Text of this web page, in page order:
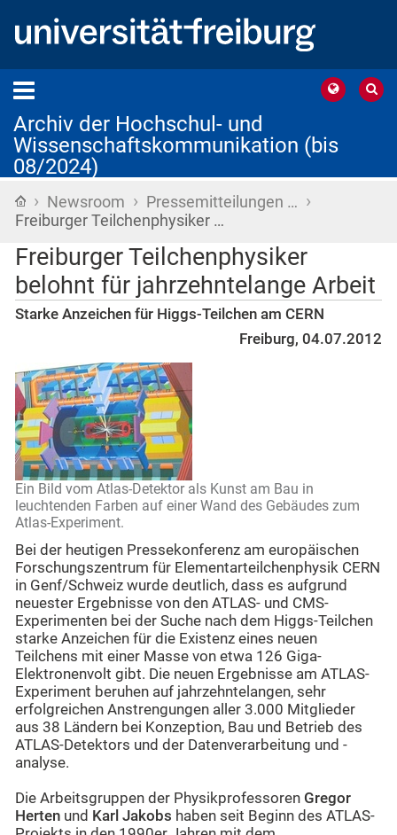
Archiv der Hochschul- und
Wissenschaftskommunikation (bis
08/2024)
Startseite
› Newsroom › Pressemitteilungen … ›
Freiburger Teilchenphysiker …
Freiburger Teilchenphysiker
belohnt für jahrzehntelange Arbeit
Starke Anzeichen für Higgs-Teilchen am CERN
Freiburg, 04.07.2012
Ein Bild vom Atlas-Detektor als Kunst am Bau in
leuchtenden Farben auf einer Wand des Gebäudes zum
Atlas-Experiment.
Bei der heutigen Pressekonferenz am europäischen
Forschungszentrum für Elementarteilchenphysik CERN
in Genf/Schweiz wurde deutlich, dass es aufgrund
neuester Ergebnisse von den ATLAS- und CMS-
Experimenten bei der Suche nach dem Higgs-Teilchen
starke Anzeichen für die Existenz eines neuen
Teilchens mit einer Masse von etwa 126 Giga-
Elektronenvolt gibt. Die neuen Ergebnisse am ATLAS-
Experiment beruhen auf jahrzehntelangen, sehr
erfolgreichen Anstrengungen aller 3.000 Mitglieder
aus 38 Ländern bei Konzeption, Bau und Betrieb des
ATLAS-Detektors und der Datenverarbeitung und -
analyse.
Die Arbeitsgruppen der Physikprofessoren Gregor
Herten und Karl Jakobs haben seit Beginn des ATLAS-